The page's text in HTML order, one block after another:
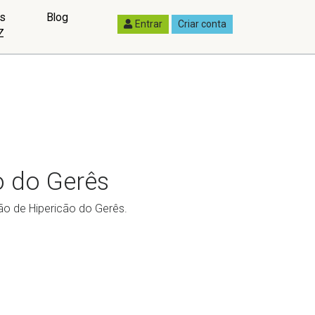
Blog Entrar Criar conta
do Gerês
de Hipericão do Gerês.